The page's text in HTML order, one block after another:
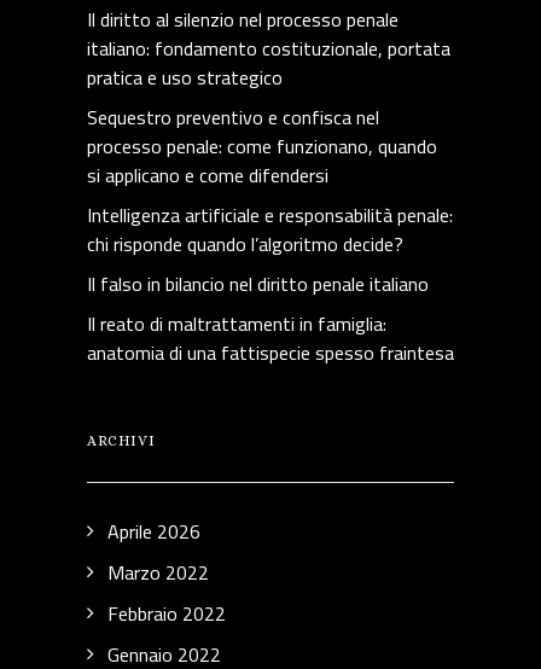
Il diritto al silenzio nel processo penale
italiano: fondamento costituzionale, portata
pratica e uso strategico
Sequestro preventivo e confisca nel
processo penale: come funzionano, quando
si applicano e come difendersi
Intelligenza artificiale e responsabilità penale:
chi risponde quando l’algoritmo decide?
Il falso in bilancio nel diritto penale italiano
Il reato di maltrattamenti in famiglia:
anatomia di una fattispecie spesso fraintesa
ARCHIVI
Aprile 2026
Marzo 2022
Febbraio 2022
Gennaio 2022